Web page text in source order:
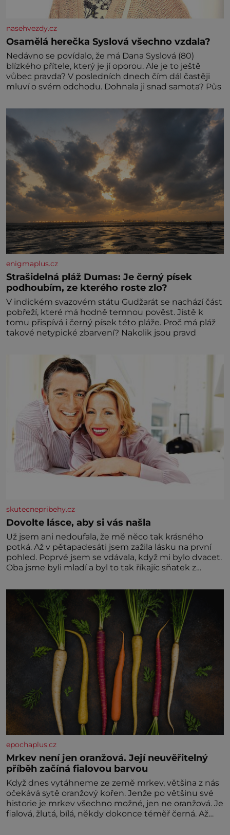
nasehvezdy.cz
Osamělá herečka Syslová všechno vzdala?
Nedávno se povídalo, že má Dana Syslová (80)
blízkého přítele, který je jí oporou. Ale je to ještě
vůbec pravda? V posledních dnech čím dál častěji
mluví o svém odchodu. Dohnala ji snad samota? Půs
enigmaplus.cz
Strašidelná pláž Dumas: Je černý písek
podhoubím, ze kterého roste zlo?
V indickém svazovém státu Gudžarát se nachází část
pobřeží, které má hodně temnou pověst. Jistě k
tomu přispívá i černý písek této pláže. Proč má pláž
takové netypické zbarvení? Nakolik jsou pravd
skutecnepribehy.cz
Dovolte lásce, aby si vás našla
Už jsem ani nedoufala, že mě něco tak krásného
potká. Až v pětapadesáti jsem zažila lásku na první
pohled. Poprvé jsem se vdávala, když mi bylo dvacet.
Oba jsme byli mladí a byl to tak říkajíc sňatek z
zaopatřený mladý muž. Manželství nám oběma moc
nesvědčilo, brzy jsme zjistili, že
epochaplus.cz
Mrkev není jen oranžová. Její neuvěřitelný
příběh začíná fialovou barvou
Když dnes vytáhneme ze země mrkev, většina z nás
očekává sytě oranžový kořen. Jenže po většinu své
historie je mrkev všechno možné, jen ne oranžová. Je
fialová, žlutá, bílá, někdy dokonce téměř černá. Až